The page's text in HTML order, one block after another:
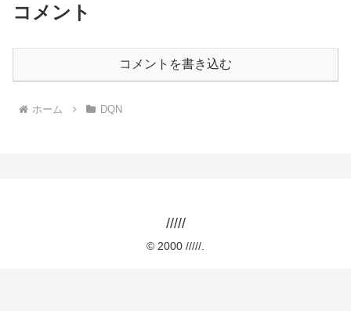
コメント
コメントを書き込む
ホーム DQN
/////
© 2000 /////.